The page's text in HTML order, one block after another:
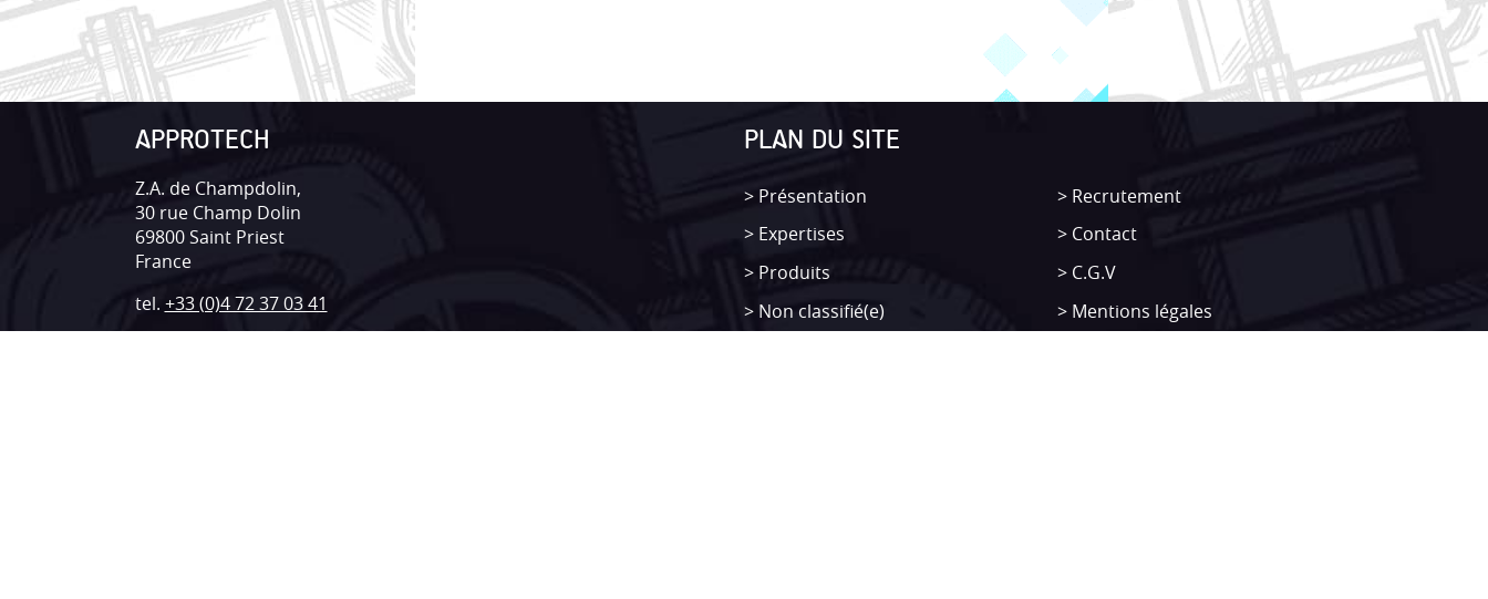
APPROTECH
Z.A. de Champdolin,
30 rue Champ Dolin
69800 Saint Priest
France
tel. +33 (0)4 72 37 03 41
PLAN DU SITE
Présentation
Expertises
Produits
Non classifié(e)
Recrutement
Contact
C.G.V
Mentions légales